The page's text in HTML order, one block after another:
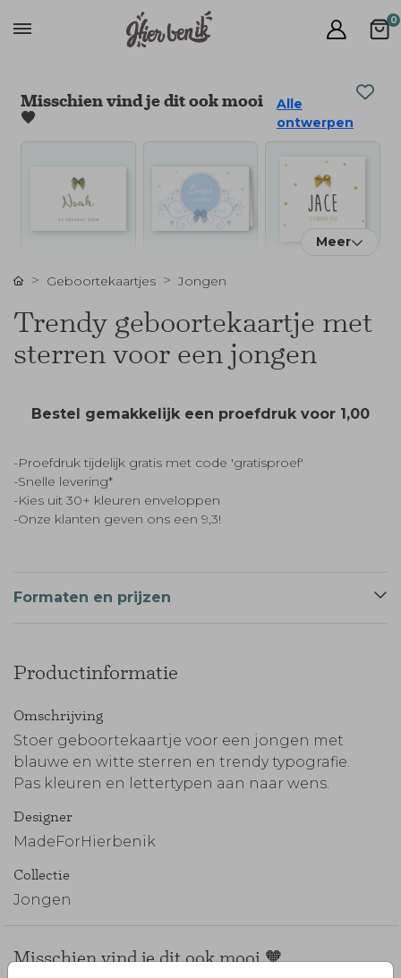
0
Misschien vind je dit ook mooi
🧡
Alle
ontwerpen
Meer
Geboortekaartjes Jongen
Trendy geboortekaartje met
sterren voor een jongen
Bestel gemakkelijk een proefdruk voor 1,00
-Proefdruk tijdelijk gratis met code 'gratisproef'
-Snelle levering*
-Kies uit 30+ kleuren enveloppen
-Onze klanten geven ons een 9,3!
Formaten en prijzen
Productinformatie
Omschrijving
Stoer geboortekaartje voor een jongen met
blauwe en witte sterren en trendy typografie.
Pas kleuren en lettertypen aan naar wens.
Designer
MadeForHierbenik
Collectie
Jongen
Misschien vind je dit ook mooi 🧡